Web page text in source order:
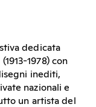
dedicata
1978) con
inediti,
nazionali e
un artista del